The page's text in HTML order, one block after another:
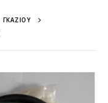
ΓΚΑΖΙΟΎ